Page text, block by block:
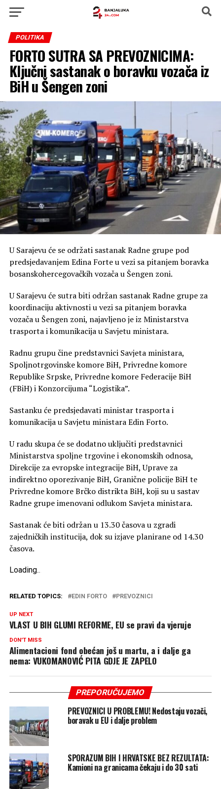
POLITIKA
FORTO SUTRA SA PREVOZNICIMA:
Ključni sastanak o boravku vozača iz
BiH u Šengen zoni
U Sarajevu će se održati sastanak Radne grupe pod
predsjedavanjem Edina Forte u vezi sa pitanjem boravka
bosanskohercegovačkih vozača u Šengen zoni.
U Sarajevu će sutra biti održan sastanak Radne grupe za
koordinaciju aktivnosti u vezi sa pitanjem boravka
vozača u Šengen zoni, najavljeno je iz Ministarstva
trasporta i komunikacija u Savjetu ministara.
Radnu grupu čine predstavnici Savjeta ministara,
Spoljnotrgovinske komore BiH, Privredne komore
Republike Srpske, Privredne komore Federacije BiH
(FBiH) i Konzorcijuma “Logistika”.
Sastanku će predsjedavati ministar trasporta i
komunikacija u Savjetu ministara Edin Forto.
U radu skupa će se dodatno uključiti predstavnici
Ministarstva spoljne trgovine i ekonomskih odnosa,
Direkcije za evropske integracije BiH, Uprave za
indirektno oporezivanje BiH, Granične policije BiH te
Privredne komore Brčko distrikta BiH, koji su u sastav
Radne grupe imenovani odlukom Savjeta ministara.
Sastanak će biti održan u 13.30 časova u zgradi
zajedničkih institucija, dok su izjave planirane od 14.30
časova.
Loading..
RELATED TOPICS: EDIN FORTO PREVOZNICI
UP NEXT
VLAST U BIH GLUMI REFORME, EU se pravi da vjeruje
DON'T MISS
Alimentacioni fond obećan još u martu, a i dalje ga
nema: VUKOMANOVIĆ PITA GDJE JE ZAPELO
PREPORUČUJEMO
PREVOZNICI U PROBLEMU! Nedostaju vozači,
boravak u EU i dalje problem
SPORAZUM BIH I HRVATSKE BEZ REZULTATA:
Kamioni na granicama čekaju i do 30 sati